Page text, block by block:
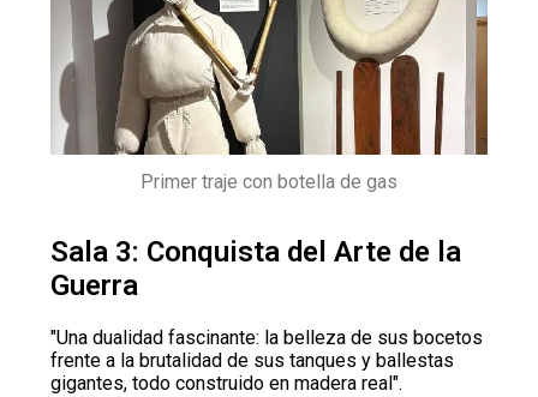
Primer traje con botella de gas
Sala 3: Conquista del Arte de la
Guerra
"Una dualidad fascinante: la belleza de sus bocetos
frente a la brutalidad de sus tanques y ballestas
gigantes, todo construido en madera real".